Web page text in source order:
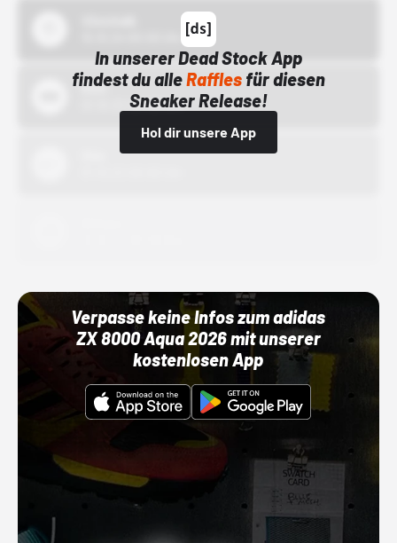
In unserer Dead Stock App
findest du alleRafflesfür diesen
Sneaker Release!
Hol dir unsere App
Bstn
01.10.22 00:00 Uhr
Verpasse keine Infos zum adidas
ZX 8000 Aqua 2026 mit unserer
kostenlosen App